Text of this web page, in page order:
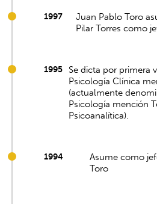
1997
Juan Pablo Toro
Pilar Torres como
1995
Se dicta por primera
Psicología Clínica
(actualmente
Psicología mención
Psicoanalítica).
1994
Asume como
Toro